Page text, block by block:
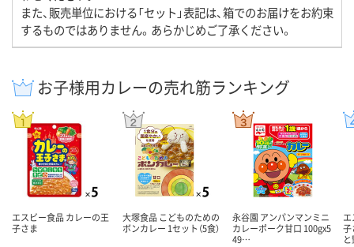
また、販売単位における「セット」表記は、箱でのお届けをお約束
するものではありません。あらかじめご了承ください。
お子様用カレーの売れ筋ランキング
エスビー食品 カレーの王
子さま
大塚食品 こどものための
ボンカレー 1セット（5食）
永谷園 アンパンマンミニ
カレーポーク甘口 100gx5
49…
子